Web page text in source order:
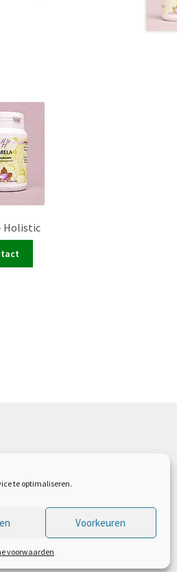
te optimaliseren.
Voorkeuren
voorwaarden
Holistic